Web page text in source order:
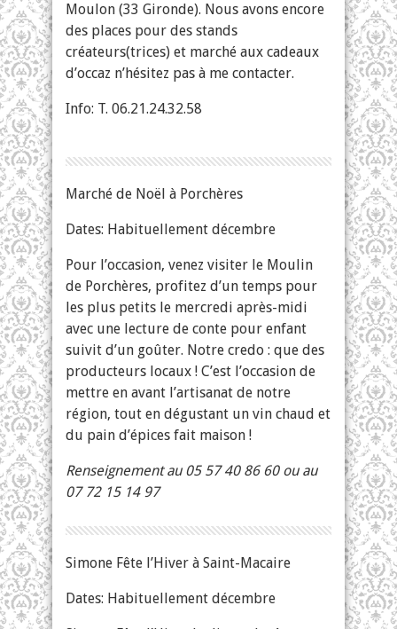
Moulon (33 Gironde). Nous avons encore
des places pour des stands
créateurs(trices) et marché aux cadeaux
d’occaz n’hésitez pas à me contacter.
Info: T. 06.21.24.32.58
Marché de Noël à Porchères
Dates: Habituellement décembre
Pour l’occasion, venez visiter le Moulin
de Porchères, profitez d’un temps pour
les plus petits le mercredi après-midi
avec une lecture de conte pour enfant
suivit d’un goûter. Notre credo : que des
producteurs locaux ! C’est l’occasion de
mettre en avant l’artisanat de notre
région, tout en dégustant un vin chaud et
du pain d’épices fait maison !
Renseignement au 05 57 40 86 60 ou au
07 72 15 14 97
Simone Fête l’Hiver à Saint-Macaire
Dates: Habituellement décembre